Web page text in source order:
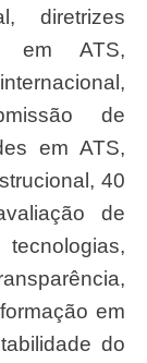
diretrizes
em ATS,
de
em ATS,
40
de
em
do